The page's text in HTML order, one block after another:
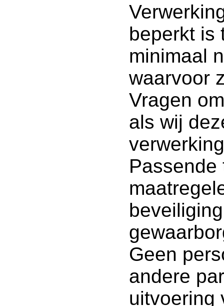
beperkt is
minimaal
waarvoor
Vragen
als wij
Geen
andere
uitvoering